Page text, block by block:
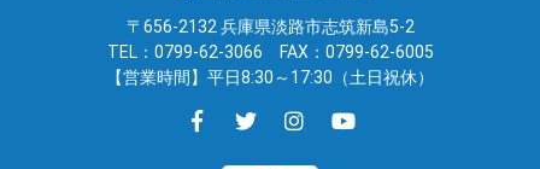
〒656-2132 兵庫県淡路市志筑新島5-2
TEL：0799-62-3066
FAX：0799-62-6005
【営業時間】平日8:30～17:30（土日祝休）